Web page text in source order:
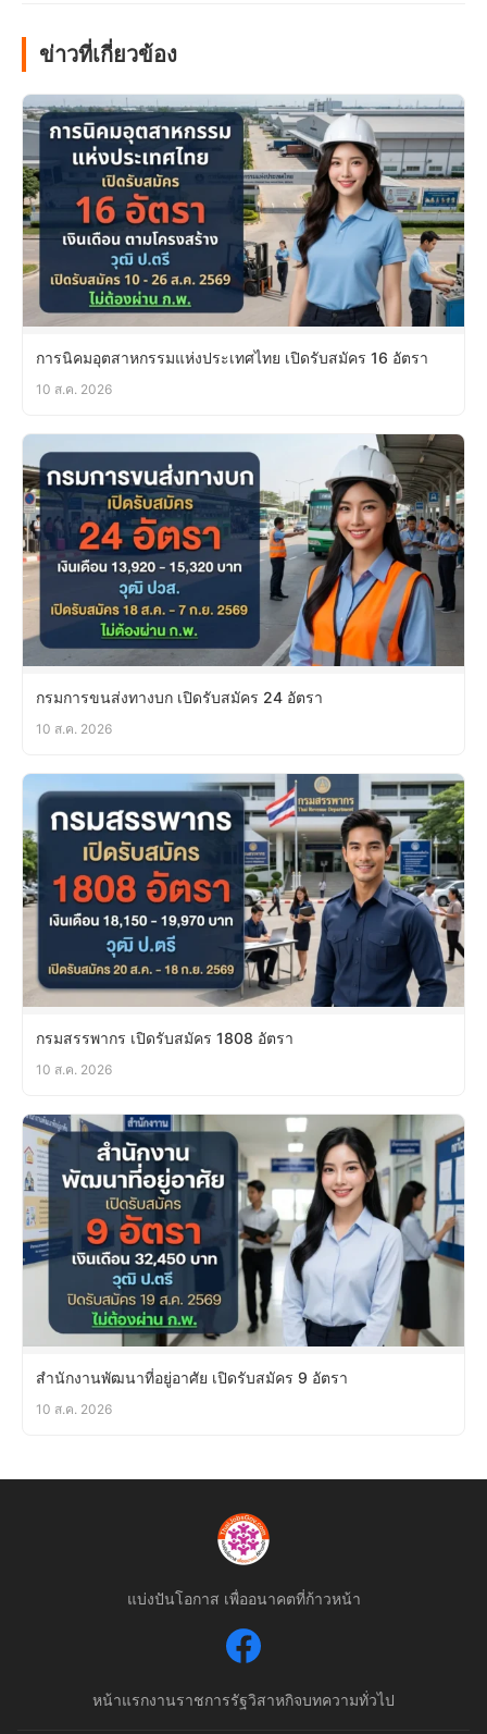
ข่าวที่เกี่ยวข้อง
การนิคมอุตสาหกรรมแห่งประเทศไทย เปิดรับสมัคร 16 อัตรา
10 ส.ค. 2026
กรมการขนส่งทางบก เปิดรับสมัคร 24 อัตรา
10 ส.ค. 2026
กรมสรรพากร เปิดรับสมัคร 1808 อัตรา
10 ส.ค. 2026
สำนักงานพัฒนาที่อยู่อาศัย เปิดรับสมัคร 9 อัตรา
10 ส.ค. 2026
แบ่งปันโอกาส เพื่ออนาคตที่ก้าวหน้า
หน้าแรกงานราชการรัฐวิสาหกิจบทความทั่วไป